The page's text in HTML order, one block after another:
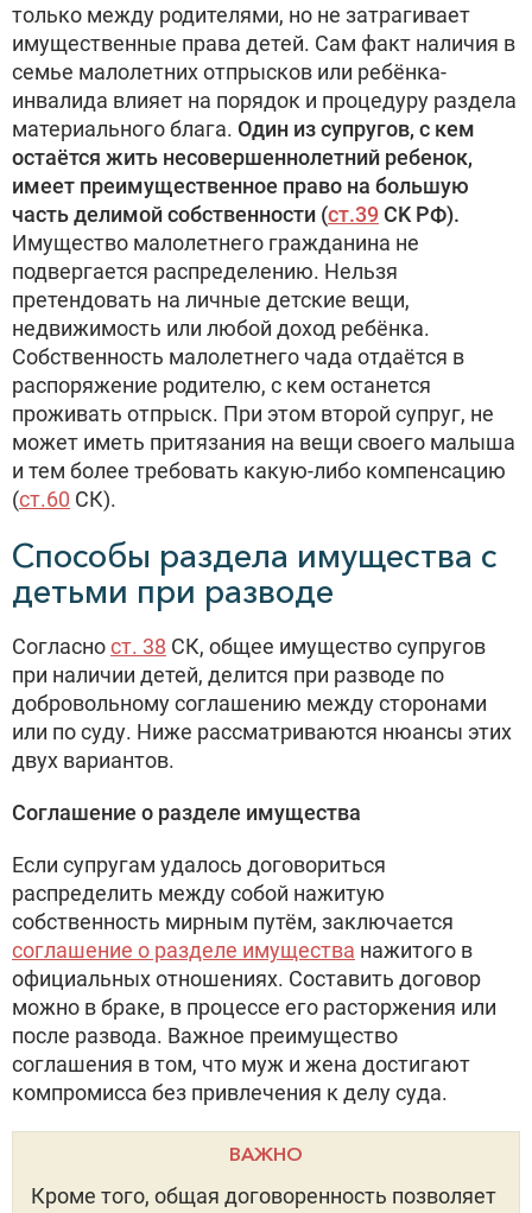
только между родителями, но не затрагивает
имущественные права детей. Сам факт наличия в
семье малолетних отпрысков или ребёнка-
инвалида влияет на порядок и процедуру раздела
материального блага. Один из супругов, с кем
остаётся жить несовершеннолетний ребенок,
имеет преимущественное право на большую
часть делимой собственности (ст.39 CK РФ).
Имущество малолетнего гражданина не
подвергается распределению. Нельзя
претендовать на личные детские вещи,
недвижимость или любой доход ребёнка.
Собственность малолетнего чада отдаётся в
распоряжение родителю, с кем останется
проживать отпрыск. При этом второй супруг, не
может иметь притязания на вещи своего малыша
и тем более требовать какую-либо компенсацию
(ст.60 СК).
Способы раздела имущества с
детьми при разводе
Согласност. 38 СК, общее имущество супругов
при наличии детей, делится при разводе по
добровольному соглашению между сторонами
или по суду. Ниже рассматриваются нюансы этих
двух вариантов.
Соглашение о разделе имущества
Если супругам удалось договориться
распределить между собой нажитую
собственность мирным путём, заключается
соглашение о разделе имущества нажитого в
официальных отношениях. Составить договор
можно в браке, в процессе его расторжения или
после развода. Важное преимущество
соглашения в том, что муж и жена достигают
компромисса без привлечения к делу суда.
ВАЖНО
Кроме того, общая договоренность позволяет